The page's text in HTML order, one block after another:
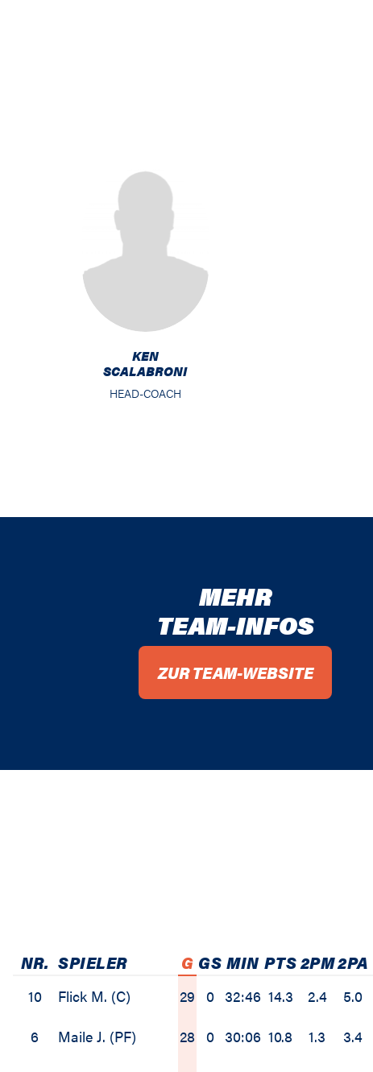
KEN
SCALABRONI
HEAD-COACH
MEHR
TEAM-INFOS
ZUR TEAM-WEBSITE
NR. SPIELER G GS MIN PTS2PM2PA
10 Flick M. (C) 29 0 32:46 14.3 2.4 5.0
6
Maile J. (PF) 28 0 30:06 10.8 1.3 3.4